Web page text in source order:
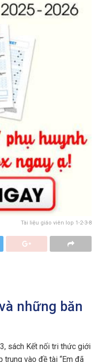
Tài liệu giáo viên lop 1-2-3-8
những băn
sách Kết nối tri thức giới
trung vào đề tài “Em đã